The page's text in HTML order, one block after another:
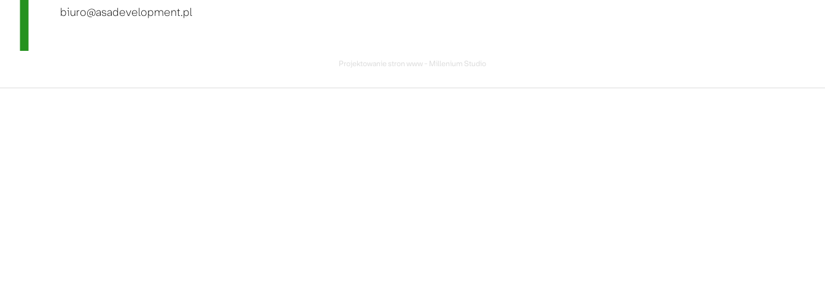
biuro@asadevelopment.pl
Projektowanie stron www - Millenium Studio